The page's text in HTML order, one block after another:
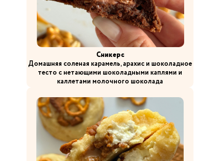
Сникерс
Домашняя соленая карамель, арахис и шоколадное
тесто с нетающими шоколадными каплями и
каллетами молочного шоколада